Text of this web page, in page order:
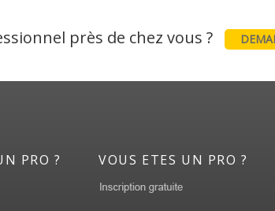
près de chez vous ?
PRO ? VOUS ETES UN PRO ?